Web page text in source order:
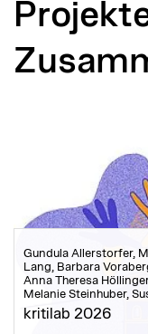
Gundula Allerstorfer,
Lang, Barbara
Anna Theresa
Melanie Steinhuber,
kritilab 2026